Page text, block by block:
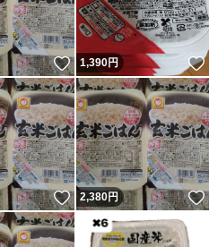
いいね！
1,390円
いいね！
2,380円